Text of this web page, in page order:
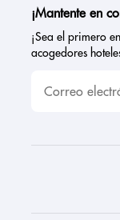
¡Mantente en
¡Sea el primero
acogedores